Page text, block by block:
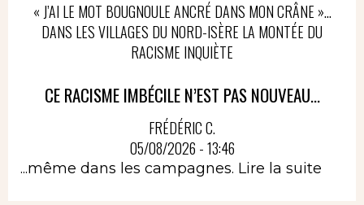
« J’AI LE MOT BOUGNOULE ANCRÉ DANS MON CRÂNE »…
DANS LES VILLAGES DU NORD-ISÈRE LA MONTÉE DU
RACISME INQUIÈTE
CE RACISME IMBÉCILE N’EST PAS NOUVEAU...
FRÉDÉRIC C.
05/08/2026 - 13:46
...même dans les campagnes. Lire la suite